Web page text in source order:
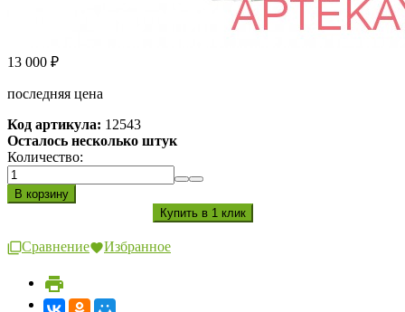
13 000 ₽
последняя цена
Код артикула: 12543
Осталось несколько штук
Количество:
Сравнение Избранное